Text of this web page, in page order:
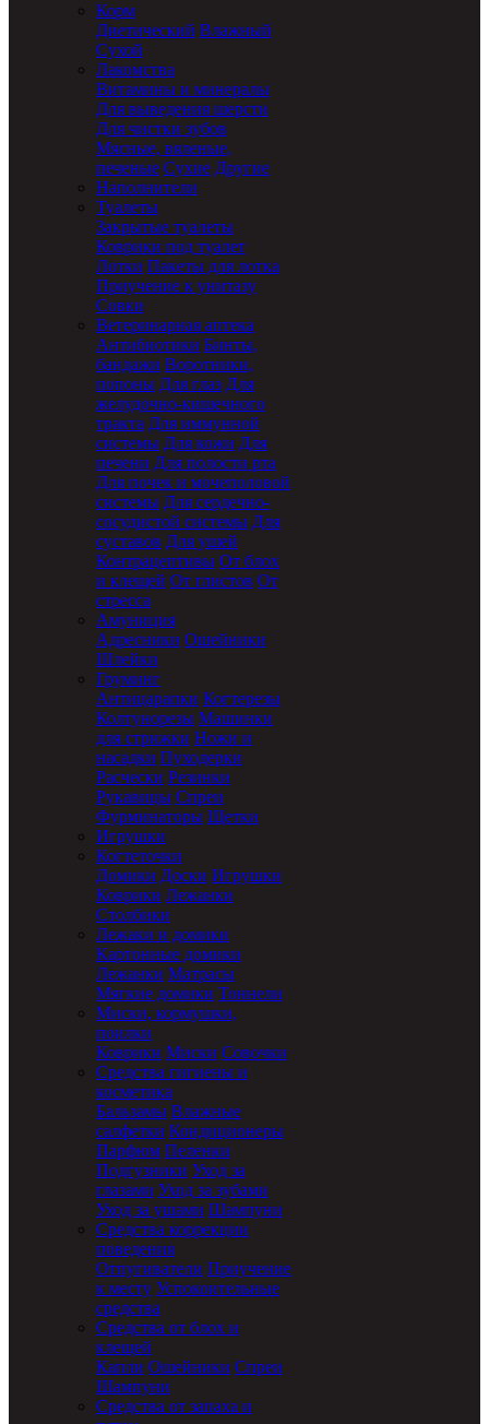
Корм
Диетический Влажный
Сухой
Лакомства
Витамины и минералы
Для выведения шерсти
Для чистки зубов
Мясные, вяленые,
печеные Сухие Другие
Наполнители
Туалеты
Закрытые туалеты
Коврики под туалет
Лотки Пакеты для лотка
Приучение к унитазу
Совки
Ветеринарная аптека
Антибиотики Бинты,
бандажи Воротники,
попоны Для глаз Для
желудочно-кишечного
тракта Для иммунной
системы Для кожи Для
печени Для полости рта
Для почек и мочеполовой
системы Для сердечно-
сосудистой системы Для
суставов Для ушей
Контрацептивы От блох
и клещей От глистов От
стресса
Амуниция
Адресники Ошейники
Шлейки
Груминг
Антицарапки Когтерезы
Колтунорезы Машинки
для стрижки Ножи и
насадки Пуходерки
Расчески Резинки
Рукавицы Спреи
Фурминаторы Щетки
Игрушки
Когтеточки
Домики Доски Игрушки
Коврики Лежанки
Столбики
Лежаки и домики
Картонные домики
Лежанки Матрасы
Мягкие домики Тоннели
Миски, кормушки,
поилки
Коврики Миски Совочки
Средства гигиены и
косметика
Бальзамы Влажные
салфетки Кондиционеры
Парфюм Пеленки
Подгузники Уход за
глазами Уход за зубами
Уход за ушами Шампуни
Средства коррекции
поведения
Отпугиватели Приучение
к месту Успокоительные
средства
Средства от блох и
клещей
Капли Ошейники Спреи
Шампуни
Средства от запаха и